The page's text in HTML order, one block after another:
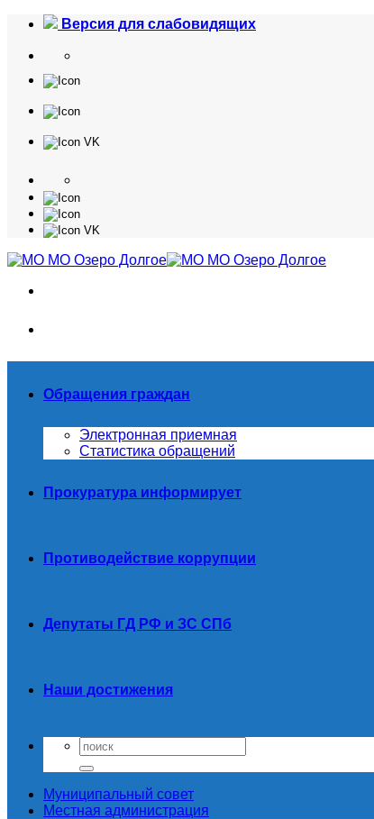
Skip
content
Версия для слабовидящих
Обращения граждан
Электронная приемная
Статистика обращений
Прокуратура информирует
Противодействие коррупции
Депутаты ГД РФ и ЗС СПб
Наши достижения
Муниципальный совет
Местная администрация